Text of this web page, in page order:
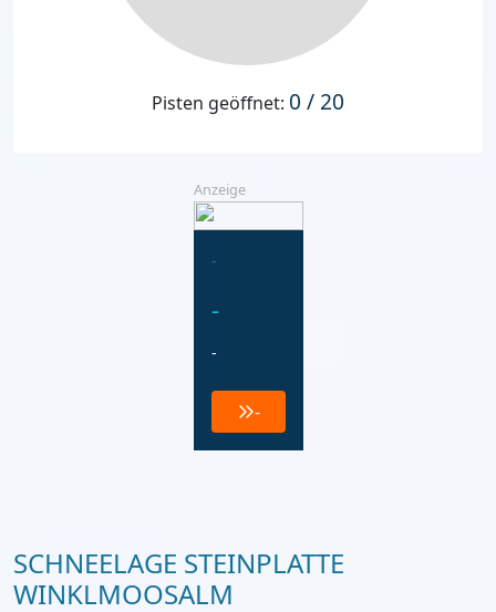
Pisten geöffnet: 0 / 20
Anzeige
-
-
-
-
SCHNEELAGE STEINPLATTE
WINKLMOOSALM